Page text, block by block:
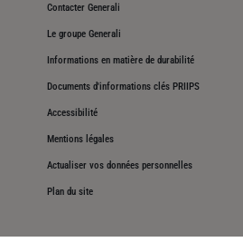
Contacter Generali
Le groupe Generali
Informations en matière de durabilité
Documents d'informations clés PRIIPS
Accessibilité
Mentions légales
Actualiser vos données personnelles
Plan du site